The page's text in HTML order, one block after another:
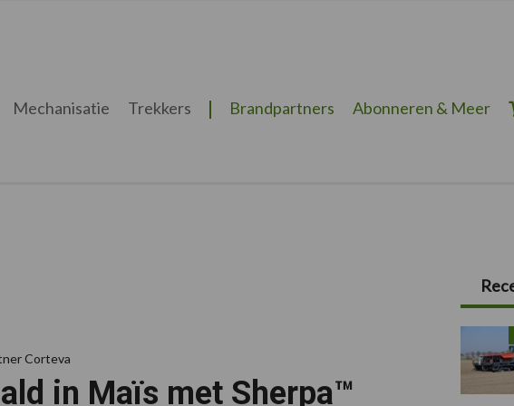
Mechanisatie Trekkers Brandpartners Abonneren & Meer
Corteva
in Maïs met Sherpa™